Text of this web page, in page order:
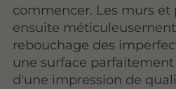
commencer. Les murs et
ensuite
rebouchage des
une surface
d'une impression de